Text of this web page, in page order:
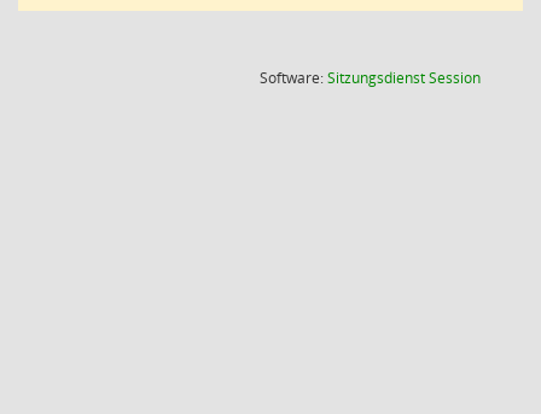
Software:SitzungsdienstSession(Wird in